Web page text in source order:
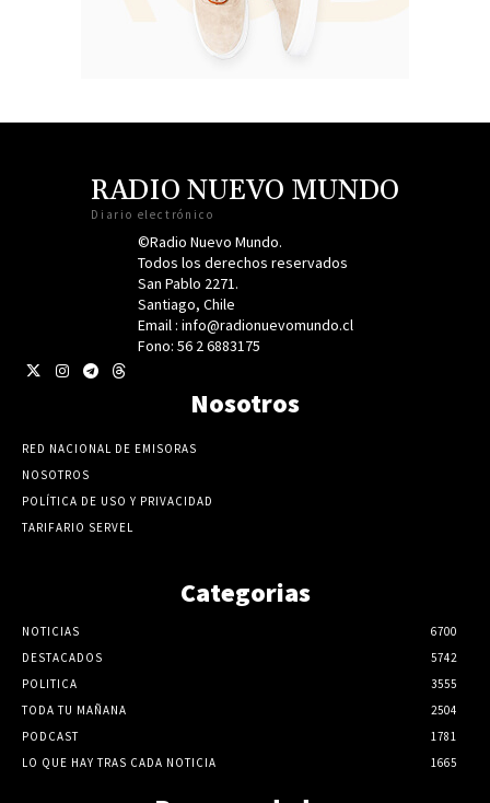
RADIO NUEVO MUNDO
Diario electrónico
©Radio Nuevo Mundo.
Todos los derechos reservados
San Pablo 2271.
Santiago, Chile
Email : info@radionuevomundo.cl
Fono: 56 2 6883175
Nosotros
RED NACIONAL DE EMISORAS
NOSOTROS
POLÍTICA DE USO Y PRIVACIDAD
TARIFARIO SERVEL
Categorias
NOTICIAS
6700
DESTACADOS
5742
POLITICA
3555
TODA TU MAÑANA
2504
PODCAST
1781
LO QUE HAY TRAS CADA NOTICIA
1665